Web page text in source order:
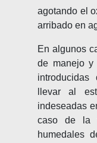
agotando el
arribado en
En algunos
de manejo y
llevar al
indeseadas
caso de la
humedales